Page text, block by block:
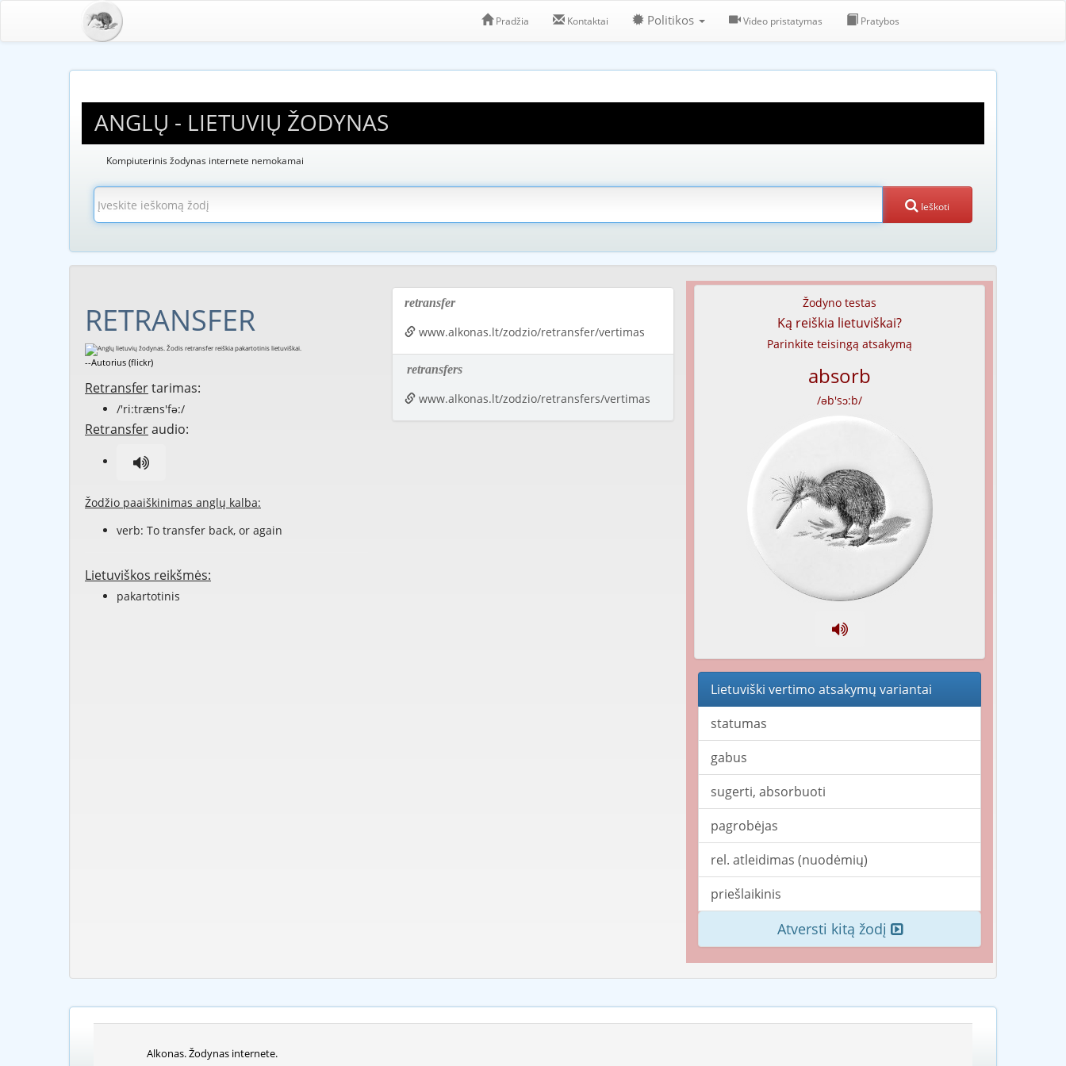
Pradžia Kontaktai Politikos Video pristatymas Pratybos
ANGLŲ - LIETUVIŲ ŽODYNAS
Kompiuterinis žodynas internete nemokamai
Ieškoti
RETRANSFER
--Autorius (flickr)
Retransfertarimas:
/'ri:træns'fə:/
Retransferaudio:
Žodžio paaiškinimas anglų kalba:
verb: To transfer back, or again
Lietuviškos reikšmės:
pakartotinis
retransfer
www.alkonas.lt/zodzio/retransfer/vertimas
retransfers
www.alkonas.lt/zodzio/retransfers/vertimas
Žodyno testas
Ką reiškia lietuviškai?
Parinkite teisingą atsakymą
absorb
/əb'sɔ:b/
Lietuviški vertimo atsakymų variantai
statumas
gabus
sugerti, absorbuoti
pagrobėjas
rel. atleidimas (nuodėmių)
priešlaikinis
Atversti kitą žodį
Alkonas. Žodynas internete.